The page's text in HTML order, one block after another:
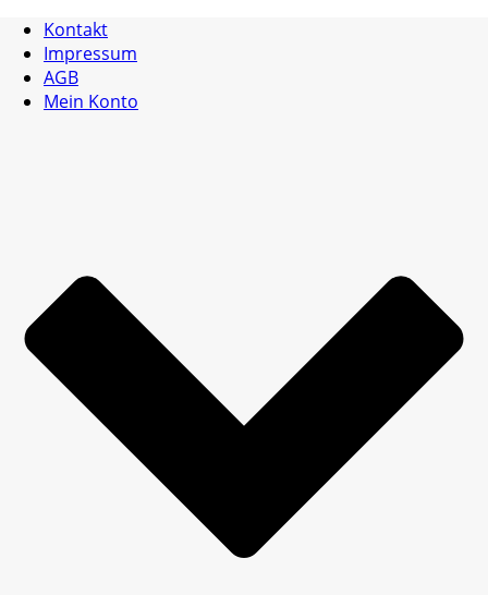
Kontakt
Impressum
AGB
Mein Konto